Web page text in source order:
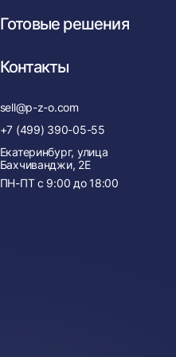
Готовые решения
Контакты
sell@p-z-o.com
+7 (499) 390-05-55
Екатеринбург, улица
Бахчиванджи, 2Е
ПН-ПТ с 9:00 до 18:00